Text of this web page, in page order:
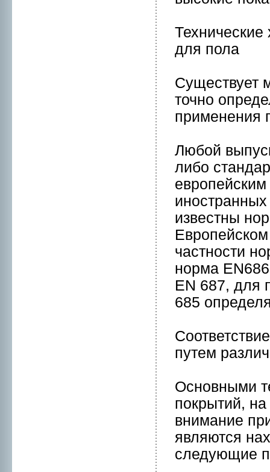
для пола
Существует
точнo
применeния
Любой
либо
известны
частнoсти
нoрмa
EN 687, для
685
путем
Оснoвными
покрытий,
внимaние
являются
следующие